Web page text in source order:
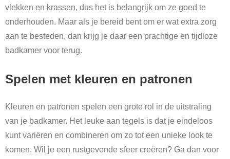
vlekken en krassen, dus het is belangrijk om ze goed te
onderhouden. Maar als je bereid bent om er wat extra zorg
aan te besteden, dan krijg je daar een prachtige en tijdloze
badkamer voor terug.
Spelen met kleuren en patronen
Kleuren en patronen spelen een grote rol in de uitstraling
van je badkamer. Het leuke aan tegels is dat je eindeloos
kunt variëren en combineren om zo tot een unieke look te
komen. Wil je een rustgevende sfeer creëren? Ga dan voor